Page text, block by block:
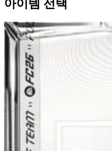
아이템 선택